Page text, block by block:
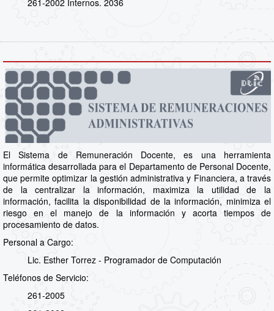
261-2002 Internos. 2036
El Sistema de Remuneración Docente, es una herramienta
informática desarrollada para el Departamento de Personal Docente,
que permite optimizar la gestión administrativa y Financiera, a través
de la centralizar la información, maximiza la utilidad de la
información, facilita la disponibilidad de la información, minimiza el
riesgo en el manejo de la información y acorta tiempos de
procesamiento de datos.
Personal a Cargo:
Lic. Esther Torrez - Programador de Computación
Teléfonos de Servicio:
261-2005